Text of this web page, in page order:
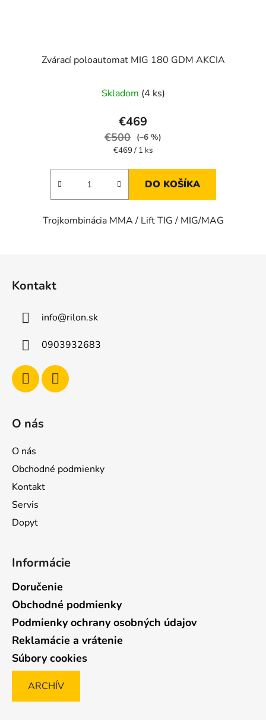
Zvárací poloautomat MIG 180 GDM AKCIA
hodnotenie
produktu
je
2,7
Skladom (4 ks)
€469
€500
(–6 %)
Jednotková
€469 / 1 ks
DO KOŠÍKA
Trojkombinácia MMA / Lift TIG / MIG/MAG
Kontakt
info@rilon.sk
0903932683
O nás
O nás
Obchodné podmienky
Kontakt
Servis
Dopyt
Informácie
Doručenie
Obchodné podmienky
Podmienky ochrany osobných údajov
Reklamácie a vrátenie
Súbory cookies
ARCHÍV